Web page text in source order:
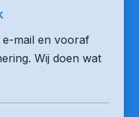
mail en vooraf
Wij doen wat